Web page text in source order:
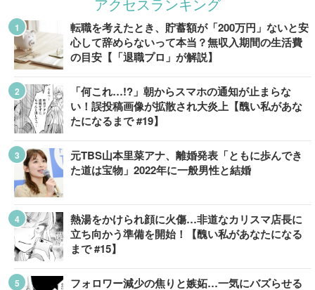
アクセスランキング
転職を考えたとき、貯蓄額が「200万円」ないと安
心して辞めらないって本当？無収入期間の生活費
の目安【「退職プロ」が解説】
「何これ…!?」朝からスマホの通知が止まらな
い！誤投稿画像が拡散され大炎上【醜い私があな
たになるまで #19】
元TBS山本里菜アナ、離婚発表「ともに歩んでき
た道は宝物」2022年に一般男性と結婚
熱湯をかけられ顔に火傷…非道なカリスマ店長に
立ち向かう準備を開始！【醜い私があなたになる
まで #15】
フォロワー減少の焦りと嫉妬…一気にバズらせる